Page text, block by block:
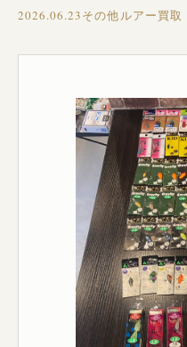
2026.06.23その他ルアー買取